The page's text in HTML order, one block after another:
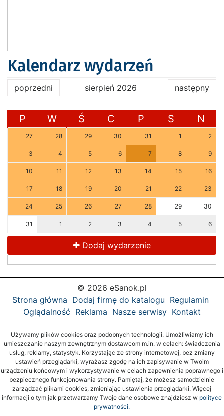
Kalendarz wydarzeń
poprzedni sierpień 2026 następny
P W Ś C P S N
27 28 29 30 31 1 2
3 4 5 6 7 8 9
10 11 12 13 14 15 16
17 18 19 20 21 22 23
24 25 26 27 28 29 30
31 1 2 3 4 5 6
Dodaj wydarzenie
© 2026 eSanok.pl
Strona główna Dodaj firmę do katalogu Regulamin
Oglądalność Reklama Nasze serwisy Kontakt
Używamy plików cookies oraz podobnych technologii. Umożliwiamy ich
umieszczanie naszym zewnętrznym dostawcom m.in. w celach: świadczenia
usług, reklamy, statystyk. Korzystając ze strony internetowej, bez zmiany
ustawień przeglądarki, wyrażasz zgodę na ich zapisywanie w Twoim
urządzeniu końcowym i wykorzystywanie w celach zapewnienia poprawnego i
bezpiecznego funkcjonowania strony. Pamiętaj, że możesz samodzielnie
zarządzać plikami cookies, zmieniając ustawienia przeglądarki. Więcej
informacji o tym jak przetwarzamy Twoje dane osobowe znajdziesz w polityce
prywatności.